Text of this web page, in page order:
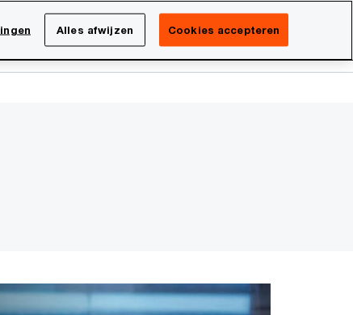
Carrière
Netherlands
Search
Alles afwijzen Cookies accepteren